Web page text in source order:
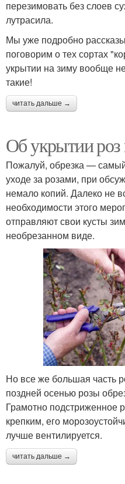
перезимовать без слоев
лутрасила.
Мы уже подробно
поговорим о тех сортах
укрытии на зиму вообще
такие!
читать дальше →
Об укрытии роз
Пожалуй, обрезка —
уходе за розами, при
немало копий. Далеко не
необходимости этого
отправляют свои кусты
необрезанном виде.
Но все же большая часть
поздней осенью розы
Грамотно подстриженное
крепким, его
лучше вентилируется.
читать дальше →